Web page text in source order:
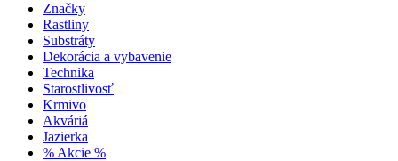
Značky
Rastliny
Substráty
Dekorácia a vybavenie
Technika
Starostlivosť
Krmivo
Akváriá
Jazierka
% Akcie %